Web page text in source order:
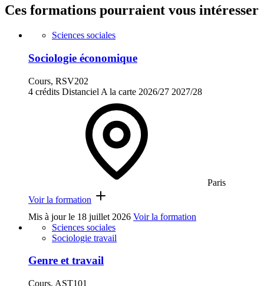
Ces formations pourraient vous intéresser
Sciences sociales
Sociologie économique
Cours, RSV202
4 crédits Distanciel A la carte 2026/27 2027/28
Paris
Voir la formation
Mis à jour le 18 juillet 2026 Voir la formation
Sciences sociales
Sociologie travail
Genre et travail
Cours, AST101